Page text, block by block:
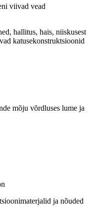
viivad vead
hallitus, hais, niiskusest
katusekonstruktsioonid
mõju võrdluses lume ja
ja nõuded